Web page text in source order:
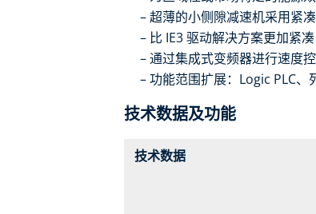
超薄的小侧隙减速机采用紧
比 IE3 驱动解决方案更加紧凑
通过集成式变频器进行速度
功能范围扩展：Logic PLC、
技术数据及功能
技术数据